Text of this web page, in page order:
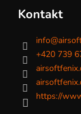
Kontakt
info@
+420 739
https://